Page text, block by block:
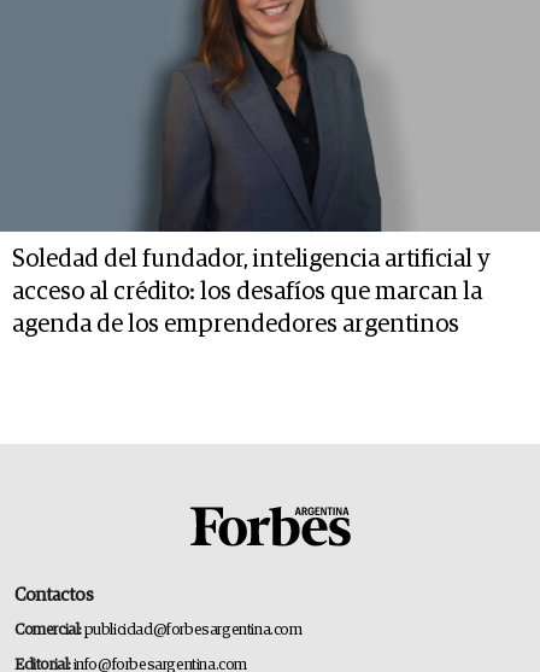
Soledad del fundador, inteligencia artificial y
acceso al crédito: los desafíos que marcan la
agenda de los emprendedores argentinos
Contactos
Comercial:publicidad@forbesargentina.com
Editorial:info@forbesargentina.com